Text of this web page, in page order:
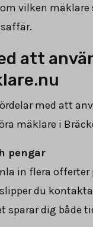
vilken mäklare
att
med att
mäklare i
pengar
in flera offerter
du
sparar dig både